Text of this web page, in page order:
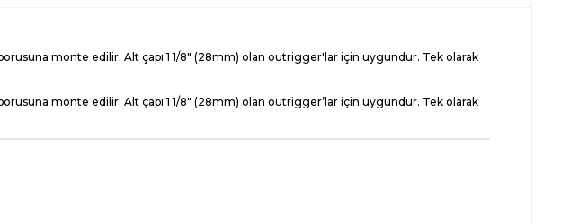
monte edilir. Alt çapı 1 1/8" (28mm) olan outrigger'lar için uygundur. Tek olarak
monte edilir. Alt çapı 1 1/8" (28mm) olan outrigger’lar için uygundur. Tek olarak